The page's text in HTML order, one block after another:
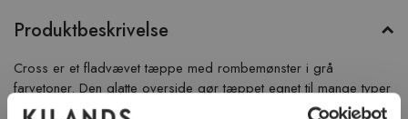
Produktbeskrivelse
Cross er et fladvævet tæppe med rombemønster i grå
farvetoner. Den glatte overside gør tæppet egnet til mange typer
anvendelse, f.eks under spisebordet.